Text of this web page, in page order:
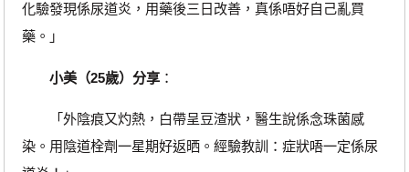
化驗發現係尿道炎，用藥後三日改善，真係唔好自己亂買
藥。」
小美（25歲）分享：
「外陰痕又灼熱，白帶呈豆渣狀，醫生說係念珠菌感
染。用陰道栓劑一星期好返晒。經驗教訓：症狀唔一定係尿